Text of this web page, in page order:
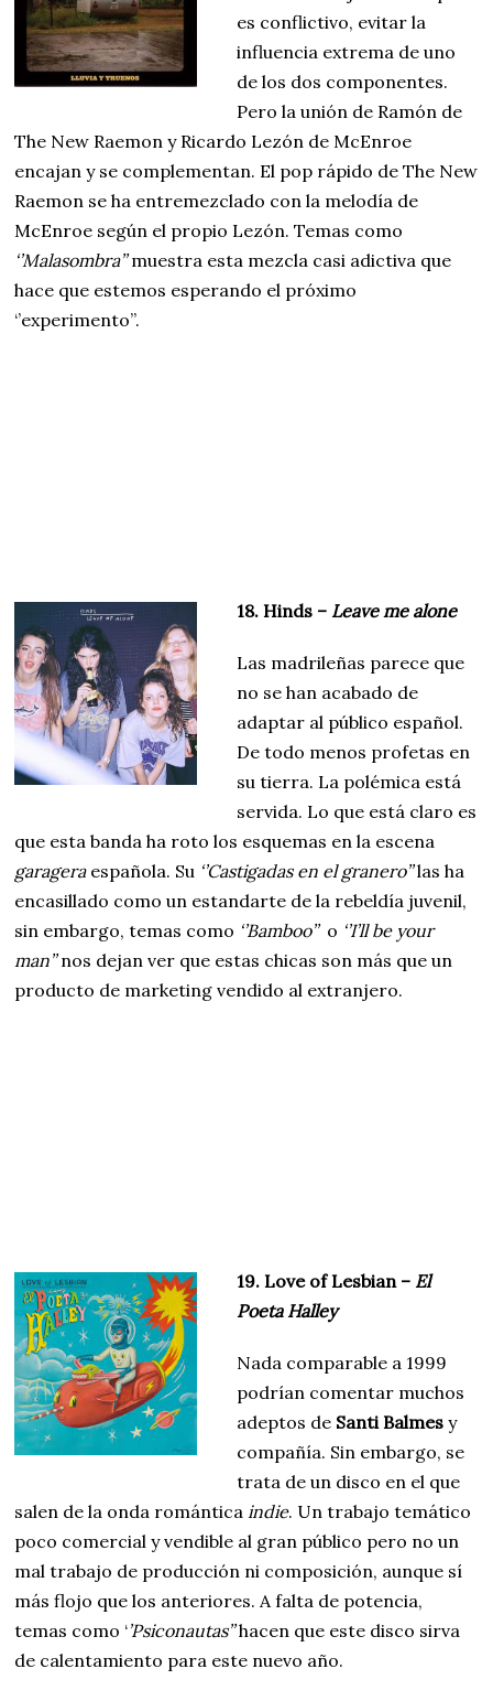
es conflictivo, evitar la
influencia extrema de uno
de los dos componentes.
Pero la unión de Ramón de
The New Raemon y Ricardo Lezón de McEnroe
encajan y se complementan. El pop rápido de The New
Raemon se ha entremezclado con la melodía de
McEnroe según el propio Lezón. Temas como
‘’Malasombra’’muestra esta mezcla casi adictiva que
hace que estemos esperando el próximo
‘’experimento’’.
18. Hinds – Leave me alone
Las madrileñas parece que
no se han acabado de
adaptar al público español.
De todo menos profetas en
su tierra. La polémica está
servida. Lo que está claro es
que esta banda ha roto los esquemas en la escena
garageraespañola. Su ‘’Castigadas en el granero’’las ha
encasillado como un estandarte de la rebeldía juvenil,
sin embargo, temas como ‘’Bamboo’’o ‘’I’ll be your
man’’nos dejan ver que estas chicas son más que un
producto de marketing vendido al extranjero.
19. Love of Lesbian – El
Poeta Halley
Nada comparable a 1999
podrían comentar muchos
adeptos de Santi Balmes y
compañía. Sin embargo, se
trata de un disco en el que
salen de la onda románticaindie. Un trabajo temático
poco comercial y vendible al gran público pero no un
mal trabajo de producción ni composición, aunque sí
más flojo que los anteriores. A falta de potencia,
temas como ‘’Psiconautas’’hacen que este disco sirva
de calentamiento para este nuevo año.